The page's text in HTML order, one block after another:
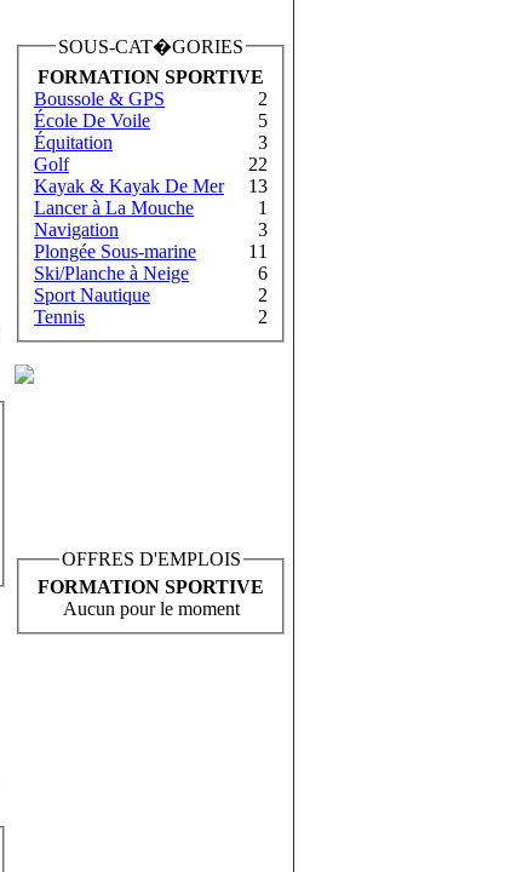
SOUS-CAT�GORIES
FORMATION SPORTIVE
Boussole & GPS
2
École De Voile
5
Équitation
3
Golf
22
Kayak & Kayak De Mer
13
Lancer à La Mouche
1
Navigation
3
Plongée Sous-marine
11
Ski/Planche à Neige
6
Sport Nautique
2
Tennis
2
OFFRES D'EMPLOIS
FORMATION SPORTIVE
Aucun pour le moment